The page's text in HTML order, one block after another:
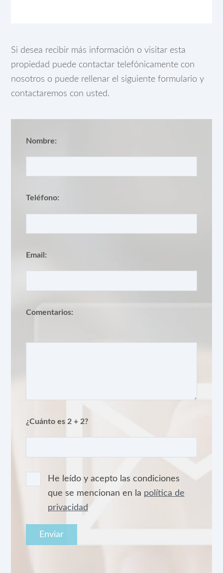
Si desea recibir más información o visitar esta
propiedad puede contactar telefónicamente con
nosotros o puede rellenar el siguiente formulario y
contactaremos con usted.
Nombre:
Teléfono:
Email:
Comentarios:
¿Cuánto es 2 + 2?
He leído y acepto las condiciones
que se mencionan en la política de
privacidad